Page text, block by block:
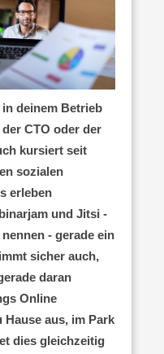
deinem Betrieb
CTO oder der
kursiert seit
sozialen
erleben
und Jitsi -
- gerade ein
sicher auch,
daran
Online
aus, im Park
dies gleichzeitig